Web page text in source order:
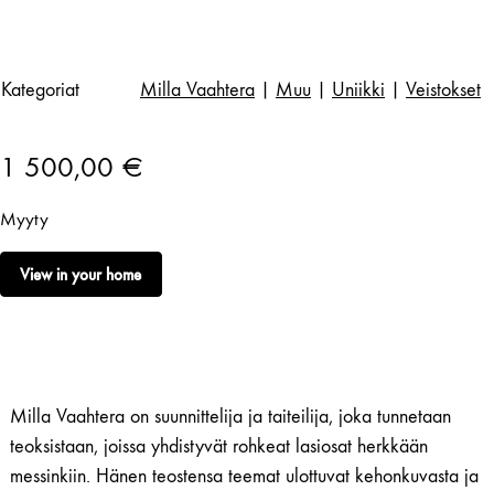
Kategoriat Milla Vaahtera Muu Uniikki Veistokset
1 500,00 €
Myyty
View in your home
Milla Vaahtera on suunnittelija ja taiteilija, joka tunnetaan
teoksistaan, joissa yhdistyvät rohkeat lasiosat herkkään
messinkiin. Hänen teostensa teemat ulottuvat kehonkuvasta ja